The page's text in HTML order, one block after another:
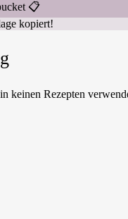
📋
kopiert!
keinen Rezepten